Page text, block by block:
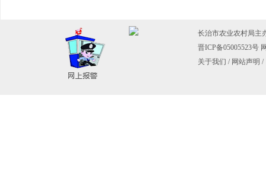
长治市农业农村局
晋ICP备05005523号
关于我们 / 网站声明 /